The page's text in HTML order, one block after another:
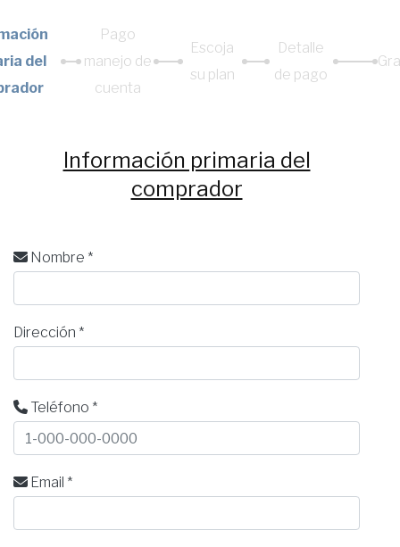
del
Pago
manejo de
cuenta
Escoja
su plan
Detalle
de pago
Información primaria del
comprador
Nombre *
Dirección *
Teléfono *
Email *